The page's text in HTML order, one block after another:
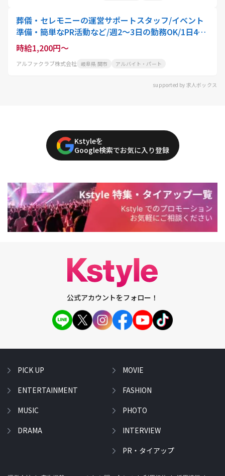
葬儀・セレモニーの運営サポートスタッフ/イベント
準備・簡単なPR活動など/週2～3日の勤務OK/1日4h
程度の短時間
時給1,200円～
アルファクラブ株式会社 岐阜県 関市 アルバイト・パート
supported by 求人ボックス
Kstyleを
Google検索でお気に入り登録
公式アカウントをフォロー！
PICK UP
ENTERTAINMENT
MUSIC
DRAMA
MOVIE
FASHION
PHOTO
INTERVIEW
PR・タイアップ